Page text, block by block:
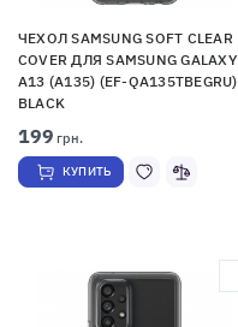
ЧЕХОЛ SAMSUNG SOFT CLEAR
COVER ДЛЯ SAMSUNG GALAXY
A13 (A135) (EF-QA135TBEGRU)
BLACK
199 грн.
КУПИТЬ